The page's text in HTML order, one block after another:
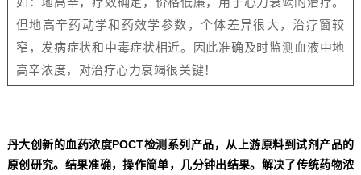
但地高辛药动学和药效学参数，个体差异很大，治疗窗较
窄，发病症状和中毒症状相近。
因此准确及时监测血液中地
高辛浓度，对治疗心力衰竭很关键！
丹大创新的血药浓度POCT检测系列产品，从上游原料到试剂产品的
原创研究。结果准确，操作简单，几分钟出结果。解决了传统药物浓